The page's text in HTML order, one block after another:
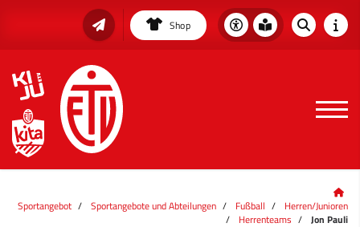
Shop
Sportangebot Sportangebote und Abteilungen Fußball
Herren/Junioren
Herrenteams
Jon Pauli